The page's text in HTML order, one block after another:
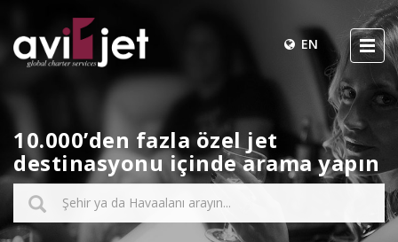
EN
10.000’den fazla özel jet
destinasyonu içinde arama yapın